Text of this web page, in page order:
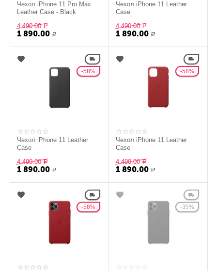
Чехол iPhone 11 Pro Max
Leather Case - Black
4 490.00 Р
1 890.00 Р
Чехол iPhone 11 Leather
Case
4 490.00 Р
1 890.00 Р
58%
Чехол iPhone 11 Leather
Case
4 490.00 Р
1 890.00 Р
58%
Чехол iPhone 11 Leather
Case
4 490.00 Р
1 890.00 Р
58% 35%